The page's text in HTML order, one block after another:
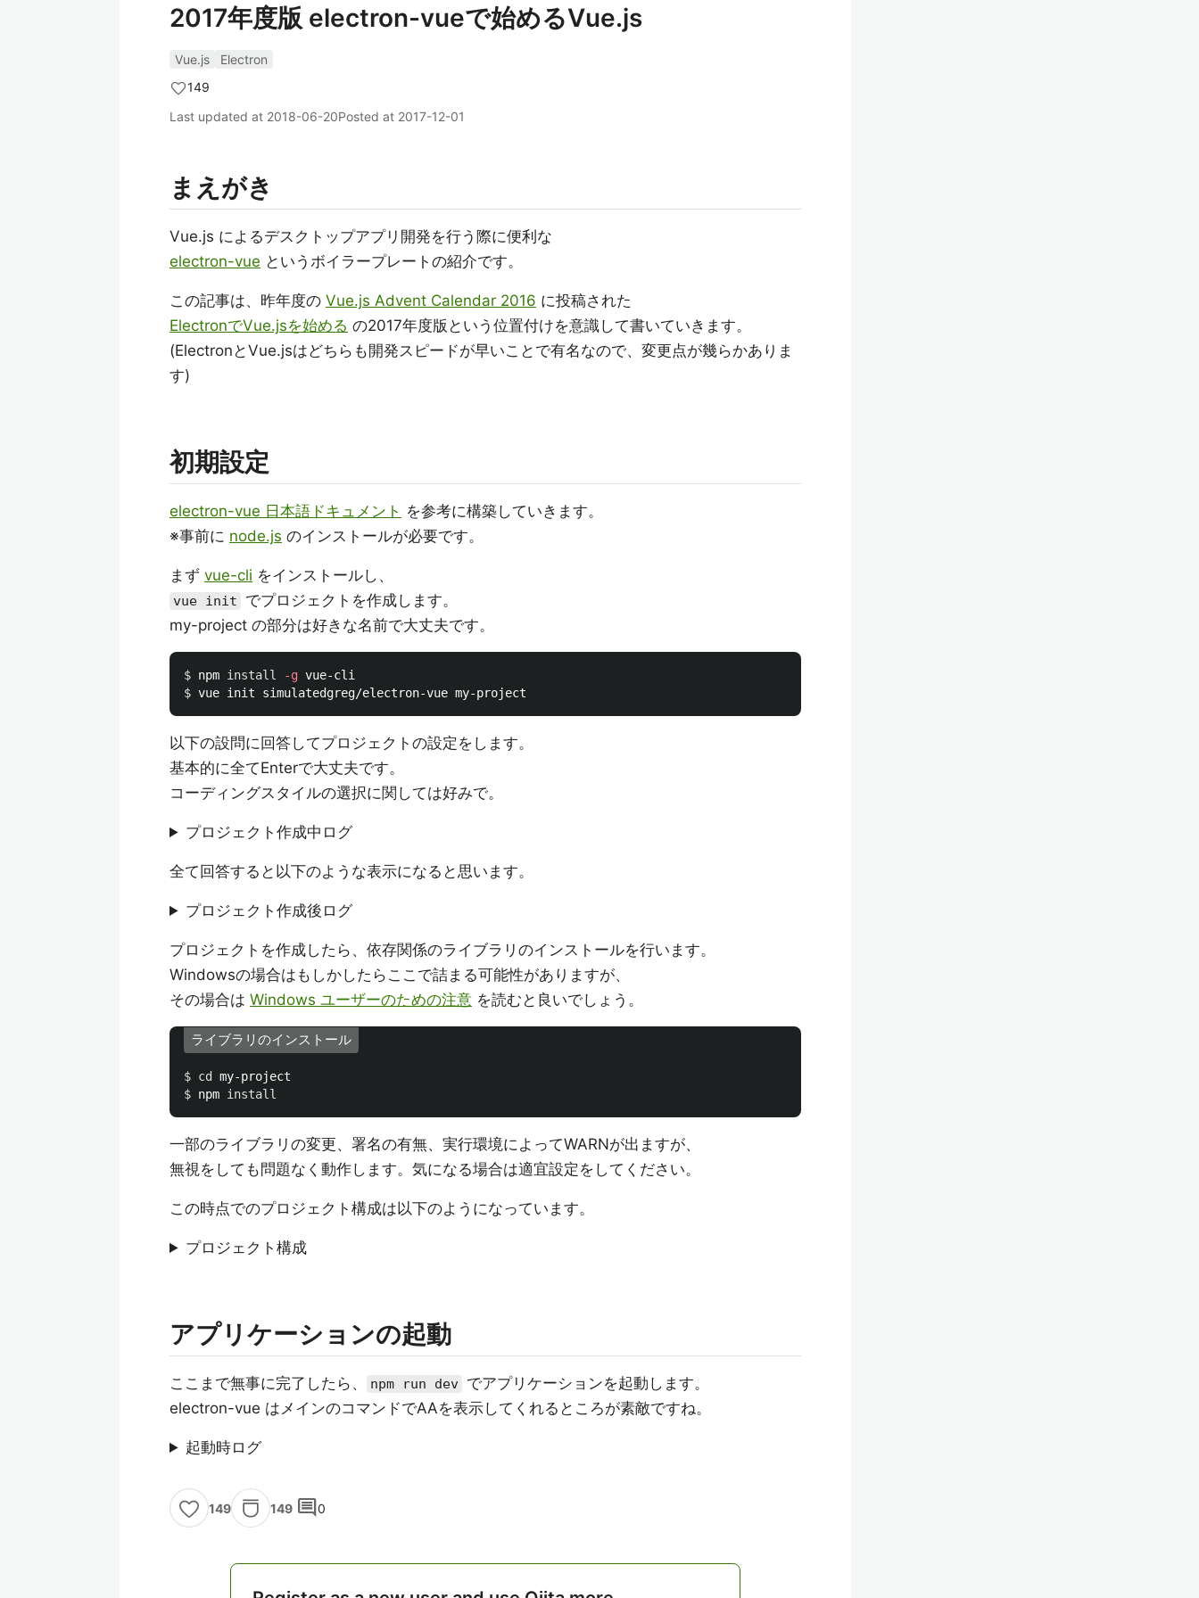
2017年度版 electron-vueで始めるVue.js
Vue.js
Electron
149
Last updated at 2018-06-20Posted at 2017-12-01
まえがき
Vue.js によるデスクトップアプリ開発を行う際に便利な
electron-vue というボイラープレートの紹介です。
この記事は、昨年度の Vue.js Advent Calendar 2016 に投稿された
ElectronでVue.jsを始める の2017年度版という位置付けを意識して書いていきます。
(ElectronとVue.jsはどちらも開発スピードが早いことで有名なので、変更点が幾らかありま
す)
初期設定
electron-vue 日本語ドキュメント を参考に構築していきます。
※事前に node.js のインストールが必要です。
まず vue-cli をインストールし、
vue init
でプロジェクトを作成します。
my-project の部分は好きな名前で大丈夫です。
$ npm install -g
$
以下の設問に回答してプロジェクトの設定をします。
基本的に全てEnterで大丈夫です。
コーディングスタイルの選択に関しては好みで。
プロジェクト作成中ログ
全て回答すると以下のような表示になると思います。
プロジェクト作成後ログ
プロジェクトを作成したら、依存関係のライブラリのインストールを行います。
Windowsの場合はもしかしたらここで詰まる可能性がありますが、
その場合は Windows ユーザーのための注意 を読むと良いでしょう。
ライブラリのインストール
$ cd
$ npm install
一部のライブラリの変更、署名の有無、実行環境によってWARNが出ますが、
無視をしても問題なく動作します。気になる場合は適宜設定をしてください。
この時点でのプロジェクト構成は以下のようになっています。
プロジェクト構成
アプリケーションの起動
ここまで無事に完了したら、 npm run dev でアプリケーションを起動します。
electron-vue はメインのコマンドでAAを表示してくれるところが素敵ですね。
起動時ログ
149 149 comment0